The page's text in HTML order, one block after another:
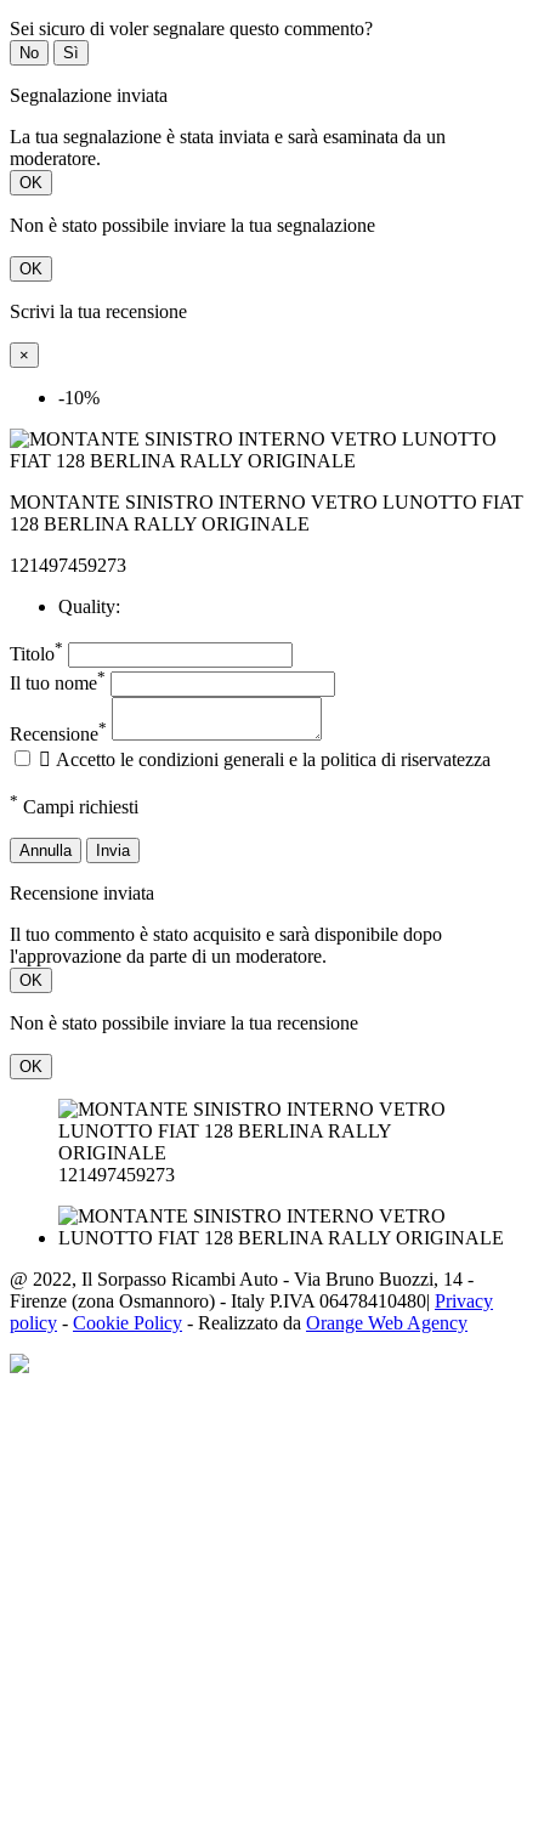
Sei sicuro di voler segnalare questo commento?
No Sì
Segnalazione inviata
La tua segnalazione è stata inviata e sarà esaminata da un
moderatore.
OK
Non è stato possibile inviare la tua segnalazione
OK
Scrivi la tua recensione
×
-10%
MONTANTE SINISTRO INTERNO VETRO LUNOTTO FIAT
128 BERLINA RALLY ORIGINALE
121497459273
Quality:
Titolo*
Il tuo nome*
Recensione*
 Accetto le condizioni generali e la politica di riservatezza
* Campi richiesti
Annulla Invia
Recensione inviata
Il tuo commento è stato acquisito e sarà disponibile dopo
l'approvazione da parte di un moderatore.
OK
Non è stato possibile inviare la tua recensione
OK
121497459273
@ 2022, Il Sorpasso Ricambi Auto - Via Bruno Buozzi, 14 -
Firenze (zona Osmannoro) - Italy P.IVA 06478410480| Privacy
policy - Cookie Policy - Realizzato da Orange Web Agency